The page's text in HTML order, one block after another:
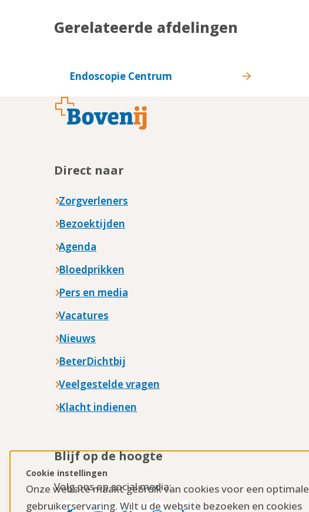
Cookie instellingen
Onze website maakt gebruik van cookies voor een optimale
gebruikerservaring. Wilt u de website bezoeken en cookies
Gerelateerde afdelingen
Endoscopie Centrum
Direct naar
Zorgverleners
Bezoektijden
Agenda
Bloedprikken
Pers en media
Vacatures
Nieuws
BeterDichtbij
Veelgestelde vragen
Klacht indienen
Blijf op de hoogte
Volg ons op social media: